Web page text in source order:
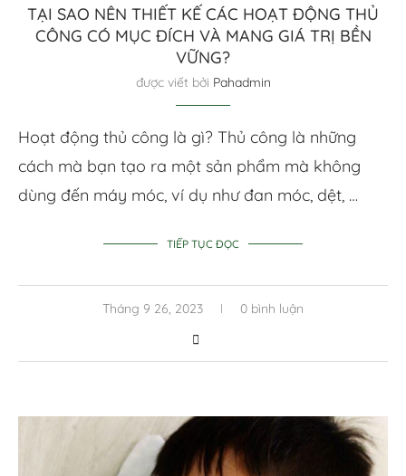
TẠI SAO NÊN THIẾT KẾ CÁC HOẠT ĐỘNG THỦ
CÔNG CÓ MỤC ĐÍCH VÀ MANG GIÁ TRỊ BỀN
VỮNG?
được viết bởi Pahadmin
Hoạt động thủ công là gì? Thủ công là những
cách mà bạn tạo ra một sản phẩm mà không
dùng đến máy móc, ví dụ như đan móc, dệt, …
TIẾP TỤC ĐỌC
Tháng 9 26, 2023 0 bình luận